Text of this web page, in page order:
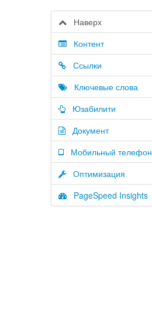
Наверх
Контент
Ссылки
Ключевые слова
Юзабилити
Документ
Мобильный телефон
Оптимизация
PageSpeed Insights